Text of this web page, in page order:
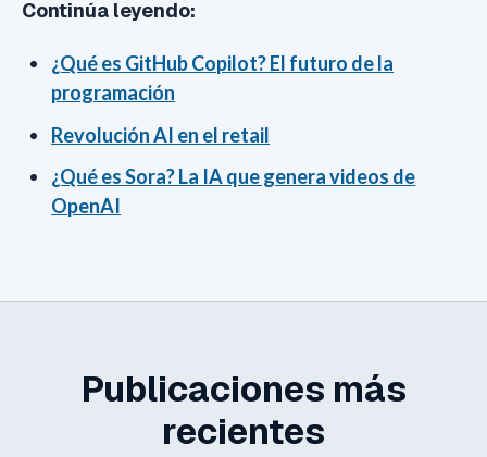
Continúa leyendo:
¿Qué es GitHub Copilot? El futuro de la
programación
Revolución AI en el retail
¿Qué es Sora? La IA que genera videos de
OpenAI
Publicaciones más
recientes